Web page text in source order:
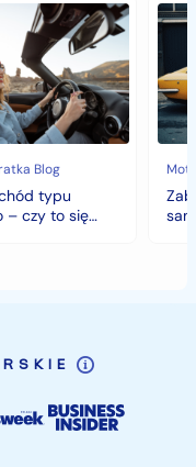
Blog
typu
– czy to się
czyli